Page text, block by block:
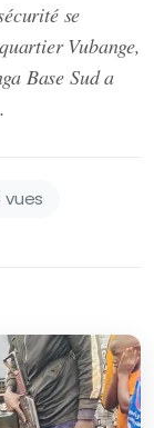
se
Vubange,
Base Sud a
vues